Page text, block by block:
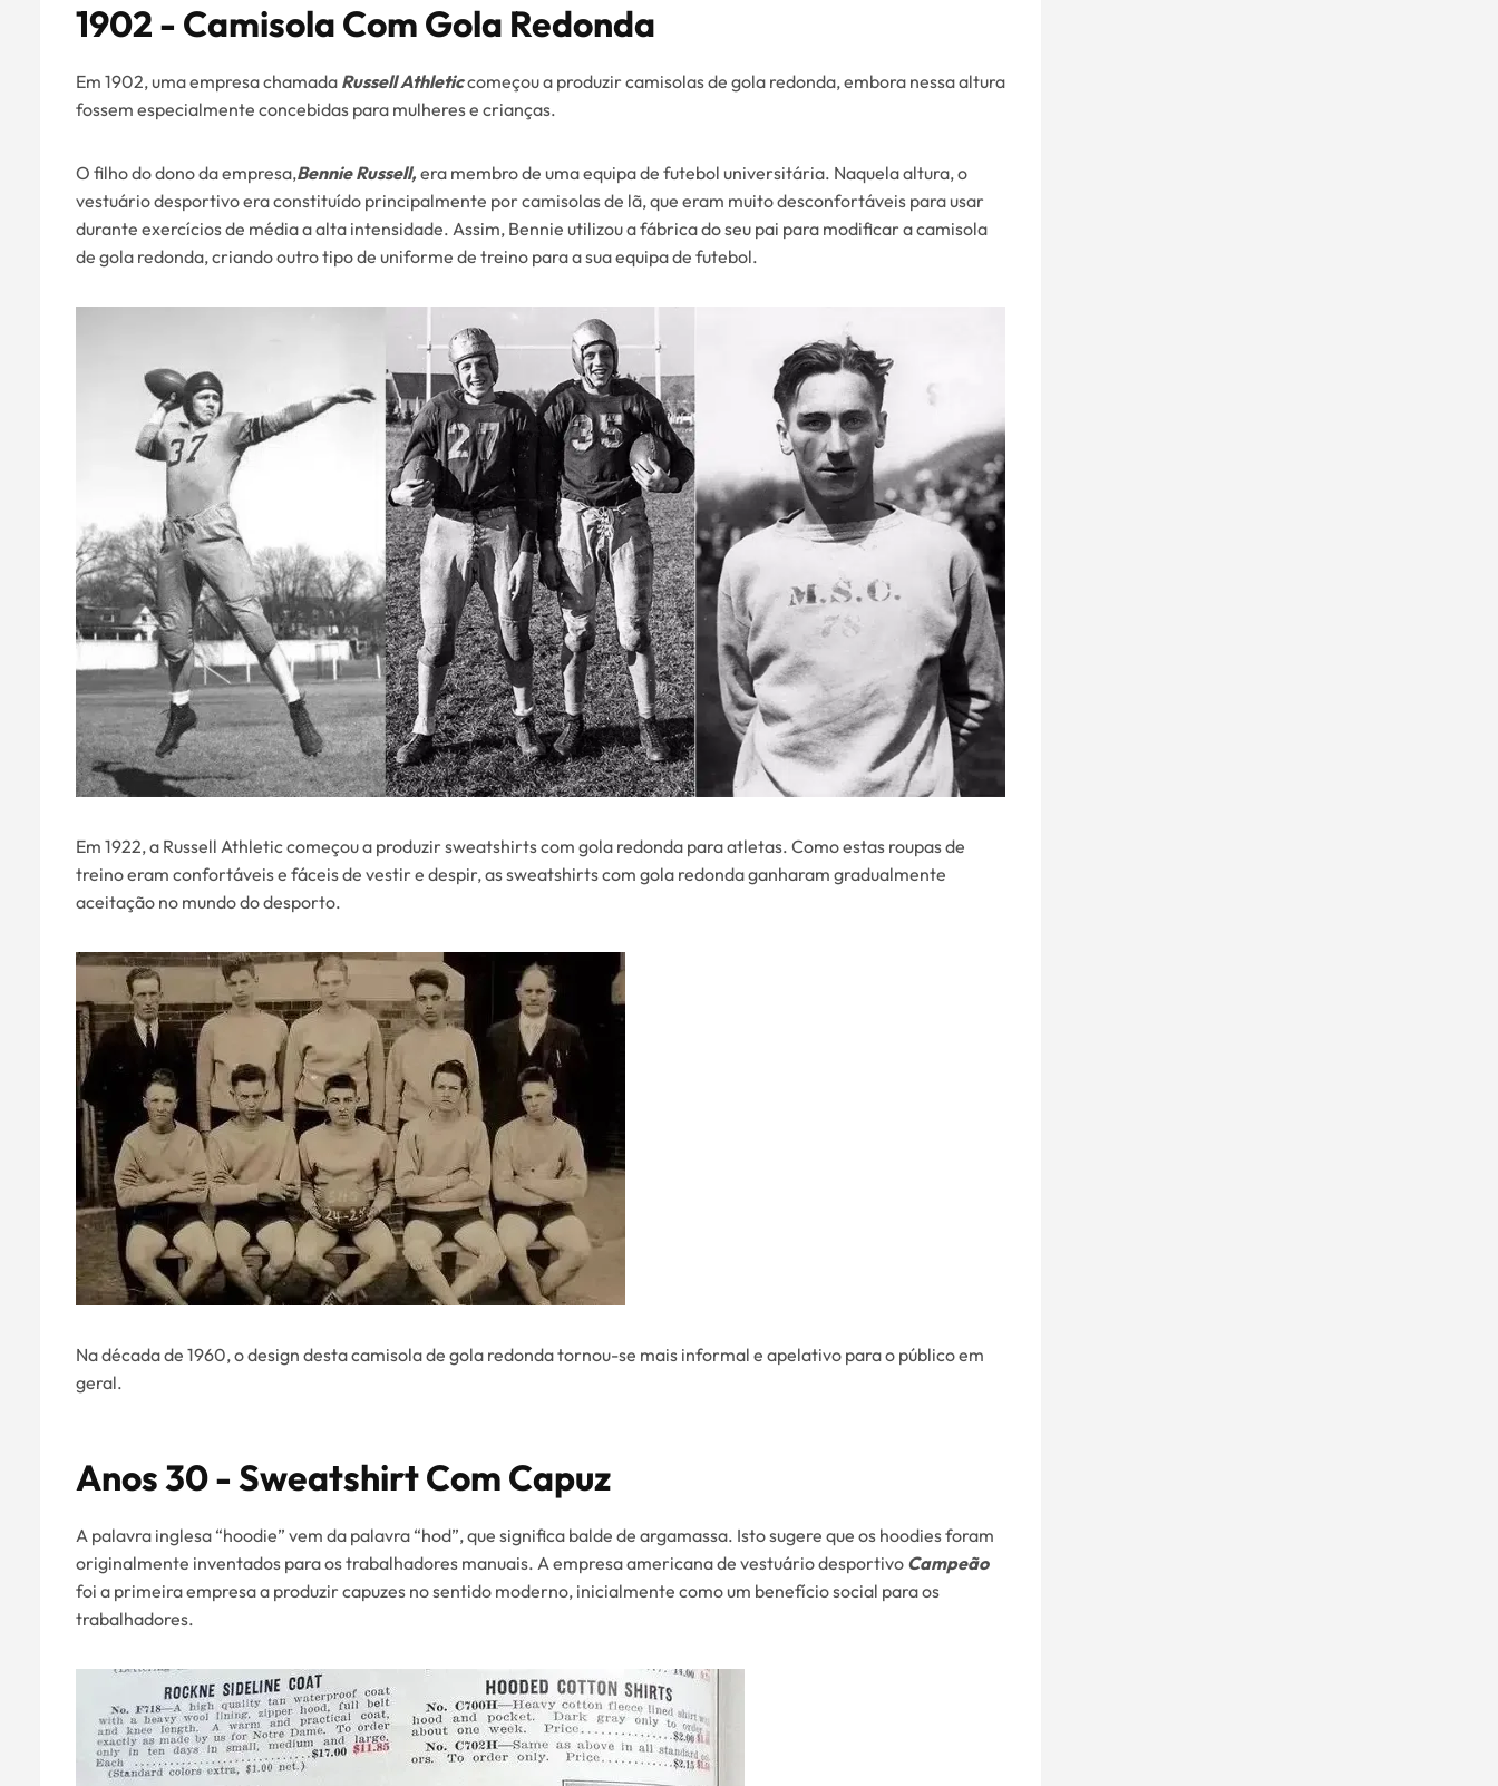
1902 - Camisola Com Gola Redonda
Em 1902, uma empresa chamada Russell Athleticcomeçou a produzir camisolas de gola redonda, embora nessa altura
fossem especialmente concebidas para mulheres e crianças.
O filho do dono da empresa,Bennie Russell,era membro de uma equipa de futebol universitária. Naquela altura, o
vestuário desportivo era constituído principalmente por camisolas de lã, que eram muito desconfortáveis para usar
durante exercícios de média a alta intensidade. Assim, Bennie utilizou a fábrica do seu pai para modificar a camisola
de gola redonda, criando outro tipo de uniforme de treino para a sua equipa de futebol.
Em 1922, a Russell Athletic começou a produzir sweatshirts com gola redonda para atletas. Como estas roupas de
treino eram confortáveis e fáceis de vestir e despir, as sweatshirts com gola redonda ganharam gradualmente
aceitação no mundo do desporto.
Na década de 1960, o design desta camisola de gola redonda tornou-se mais informal e apelativo para o público em
geral.
Anos 30 - Sweatshirt Com Capuz
A palavra inglesa “hoodie” vem da palavra “hod”, que significa balde de argamassa. Isto sugere que os hoodies foram
originalmente inventados para os trabalhadores manuais. A empresa americana de vestuário desportivo Campeão
foi a primeira empresa a produzir capuzes no sentido moderno, inicialmente como um benefício social para os
trabalhadores.